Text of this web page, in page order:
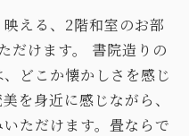
える、2階和室のお部
だけます。 書院造りの
どこか懐かしさを感じ
を身近に感じながら、
ただけます。畳ならで